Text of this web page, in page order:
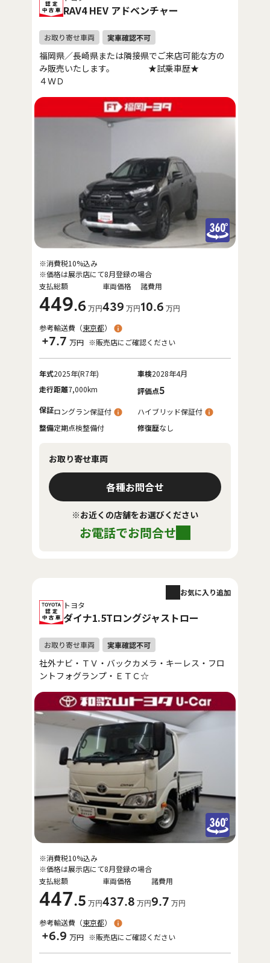
RAV4 HEV アドベンチャー
福岡県／長崎県または隣接県でご来店可能な方の
み販売いたします。 ★試乗車歴★
４ＷＤ
支払総額
449.6 万円
車両価格
439 万円
諸費用
10.6 万円
※消費税10%込み
※価格は展示店にて8月登録の場合
参考輸送費（東京都）
+7.7 万円 ※販売店にご確認ください
年式2025年(R7年) 車検2028年4月
走行距離7,000km 評価点5
保証ロングラン保証付
ハイブリッド保証付
整備定期点検整備付 修復歴なし
お取り寄せ車両
各種お問合せ
※お近くの店舗をお選びください
お電話でお問合せ
トヨタ
ダイナ1.5Tロングジャストロー
お気に入り追加
社外ナビ・ＴＶ・バックカメラ・キーレス・フロ
ントフォグランプ・ＥＴＣ☆
支払総額
447.5 万円
車両価格
437.8 万円
諸費用
9.7 万円
※消費税10%込み
※価格は展示店にて8月登録の場合
参考輸送費（東京都）
+6.9 万円 ※販売店にご確認ください